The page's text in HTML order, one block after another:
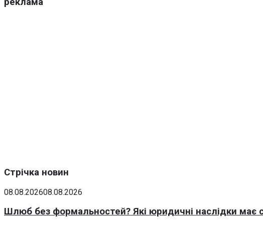
реклама
Стрічка новин
08.08.202608.08.2026
Шлюб без формальностей? Які юридичні наслідки має